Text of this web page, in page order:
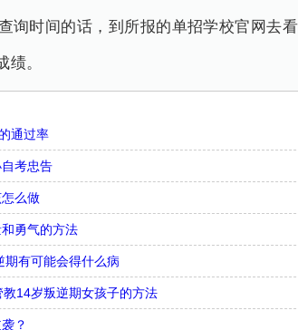
询时间的话，到所报的单招学校官网去
。
通过率
考忠告
么做
勇气的方法
期有可能会得什么病
14岁叛逆期女孩子的方法
？